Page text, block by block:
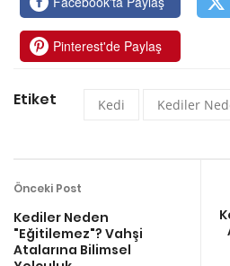
Pinterest'de Paylaş
Etiket Kedi Kediler
Önceki Post
Kediler Neden
"Eğitilemez"? Vahşi
Atalarına Bilimsel